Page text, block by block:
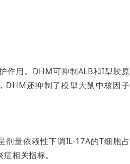
作用。DHM可抑制ALB和I型胶原
DHM还抑制了模型大鼠中核因子
量依赖性下调IL‑17A的T细胞占
相关指标。